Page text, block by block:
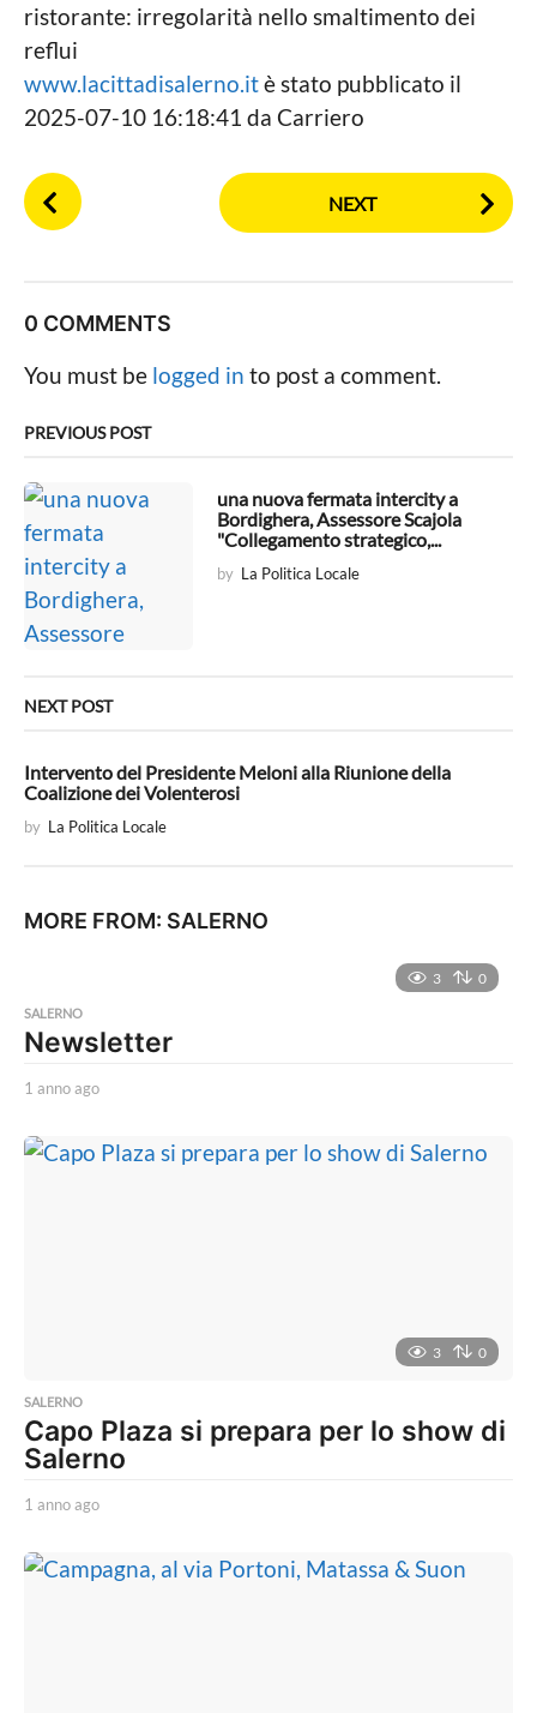
ristorante: irregolarità nello smaltimento dei
reflui
www.lacittadisalerno.itè stato pubblicato il
2025-07-10 16:18:41 da Carriero
P
o
P
a
g
n
t
i
o
n
NEXT
0 COMMENTS
You must be logged in to post a comment.
PREVIOUS POST
una nuova fermata intercity a
Bordighera, Assessore Scajola
"Collegamento strategico,...
by La Politica Locale
NEXT POST
Intervento del Presidente Meloni alla Riunione della
Coalizione dei Volenterosi
by La Politica Locale
MORE FROM: SALERNO
3 0
SALERNO
Newsletter
1 anno ago
n
3 0
SALERNO
Capo Plaza si prepara per lo show di
Salerno
1 anno ago
n